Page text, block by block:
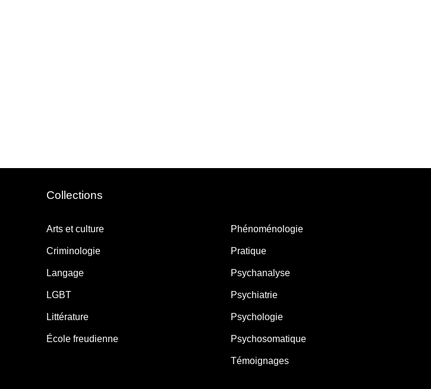
Collections
Arts et culture
Criminologie
Langage
LGBT
Littérature
École freudienne
Phénoménologie
Pratique
Psychanalyse
Psychiatrie
Psychologie
Psychosomatique
Témoignages